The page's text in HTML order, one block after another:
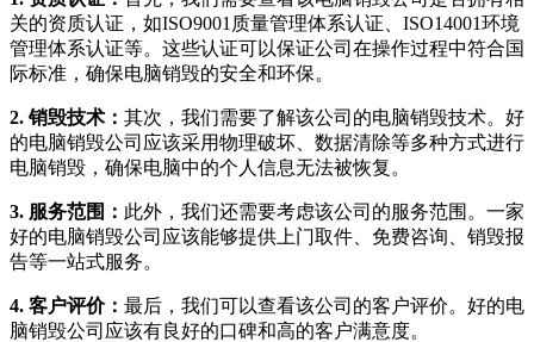
关的资质认证，如ISO9001质量管理体系认证、ISO14001环境
管理体系认证等。这些认证可以保证公司在操作过程中符合国
际标准，确保电脑销毁的安全和环保。
2. 销毁技术： 其次，我们需要了解该公司的电脑销毁技术。好
的电脑销毁公司应该采用物理破坏、数据清除等多种方式进行
电脑销毁，确保电脑中的个人信息无法被恢复。
3. 服务范围： 此外，我们还需要考虑该公司的服务范围。一家
好的电脑销毁公司应该能够提供上门取件、免费咨询、销毁报
告等一站式服务。
4. 客户评价： 最后，我们可以查看该公司的客户评价。好的电
脑销毁公司应该有良好的口碑和高的客户满意度。